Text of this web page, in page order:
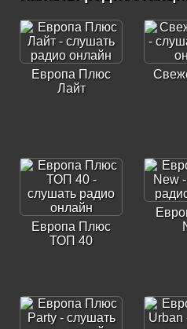
Европа Плюс
Лайт
Европа Плюс
ТОП 40